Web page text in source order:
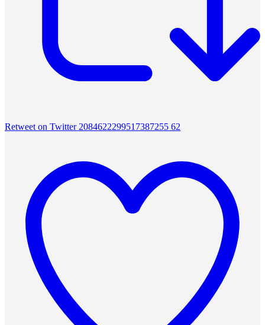
Retweet on Twitter 2084622299517387255 62